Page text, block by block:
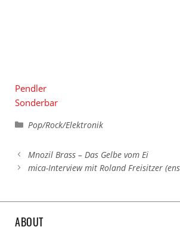
Pendler
Sonderbar
Kategorien
Pop/Rock/Elektronik
Mnozil Brass – Das Gelbe vom Ei
mica-Interview mit Roland Freisitzer
ABOUT